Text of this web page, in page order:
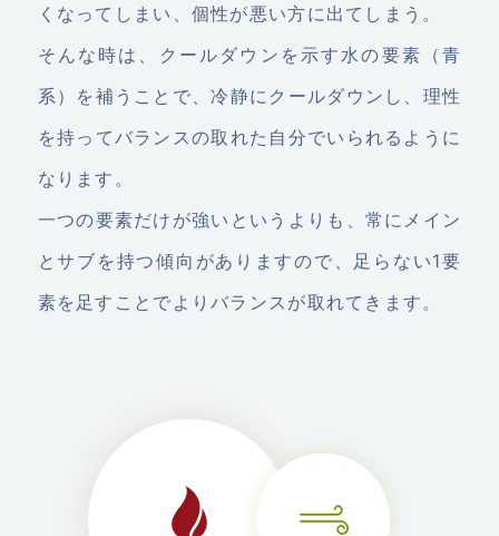
くなってしまい、個性が悪い方に出てしまう。
そんな時は、クールダウンを示す水の要素（青
系）を補うことで、冷静にクールダウンし、理性
を持ってバランスの取れた自分でいられるように
なります。
一つの要素だけが強いというよりも、常にメイン
とサブを持つ傾向がありますので、足らない1要
素を足すことでよりバランスが取れてきます。